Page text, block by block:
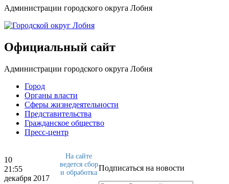
Администрации городского округа Лобня
Официальный сайт
Администрации городского округа Лобня
Город
Органы власти
Сферы жизнедеятельности
Представительства
Гражданское общество
Пресс-центр
10
21:55
декабря 2017
Подписаться на новости
На сайте
ведется сбор
и обработка